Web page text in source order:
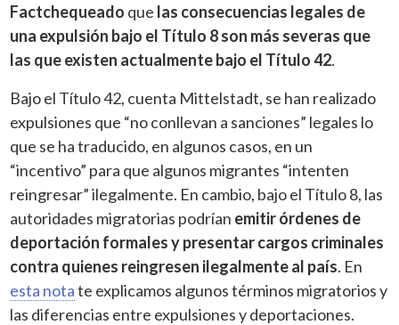
Factchequeado que las consecuencias legales de
una expulsión bajo el Título 8 son más severas que
las que existen actualmente bajo el Título 42.
Bajo el Título 42, cuenta Mittelstadt, se han realizado
expulsiones que “no conllevan a sanciones” legales lo
que se ha traducido, en algunos casos, en un
“incentivo” para que algunos migrantes “intenten
reingresar” ilegalmente. En cambio, bajo el Título 8, las
autoridades migratorias podrían emitir órdenes de
deportación formales y presentar cargos criminales
contra quienes reingresen ilegalmente al país. En
esta notate explicamos algunos términos migratorios y
las diferencias entre expulsiones y deportaciones.